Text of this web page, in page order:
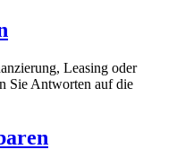
Leasing oder
Sie Antworten auf die